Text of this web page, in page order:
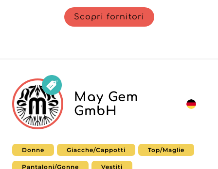
Scopri fornitori
May Gem
GmbH
Donne Giacche/Cappotti Top/Maglie
Pantaloni/Gonne Vestiti